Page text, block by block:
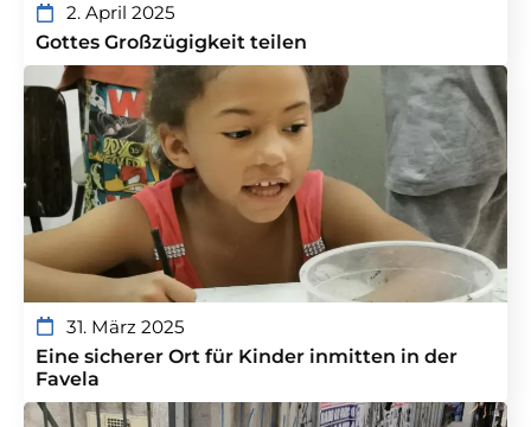
2. April 2025
Gottes Großzügigkeit teilen
31. März 2025
Eine sicherer Ort für Kinder inmitten in der
Favela